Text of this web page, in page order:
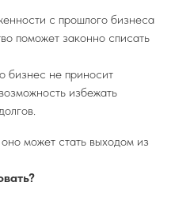
с прошлого бизнеса
поможет законно списать
не приносит
избежать
может стать выходом из